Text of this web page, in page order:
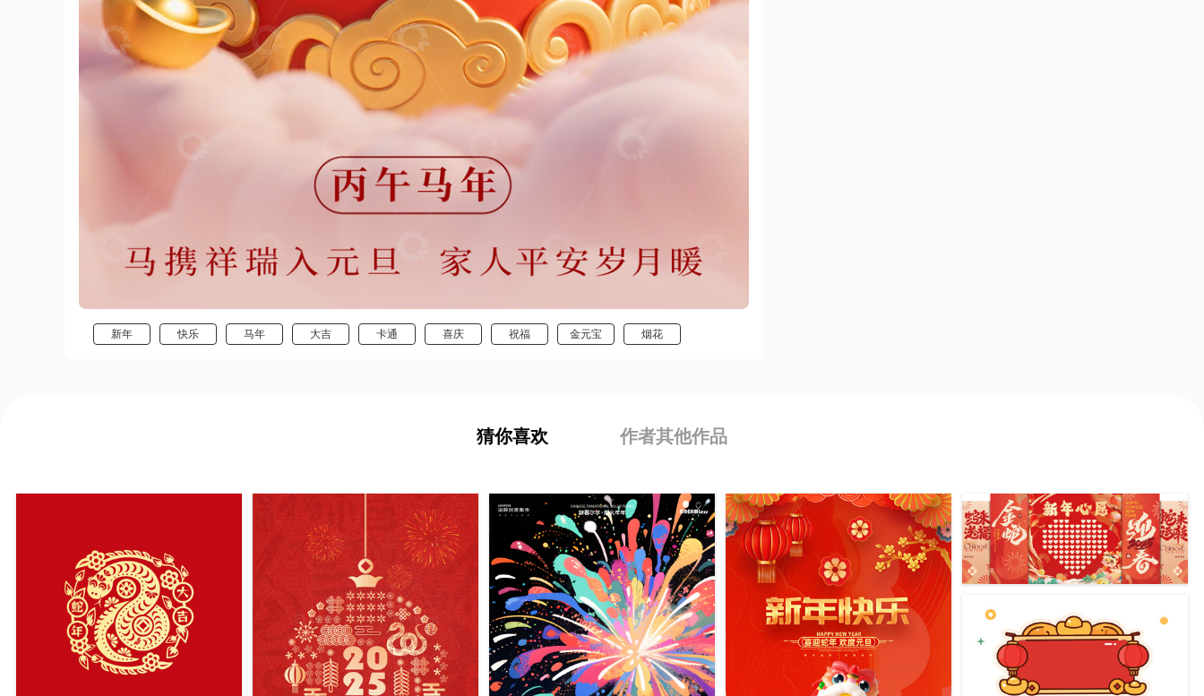
新年 快乐 马年 大吉 卡通 喜庆 祝福 金元宝 烟花
猜你喜欢 作者其他作品